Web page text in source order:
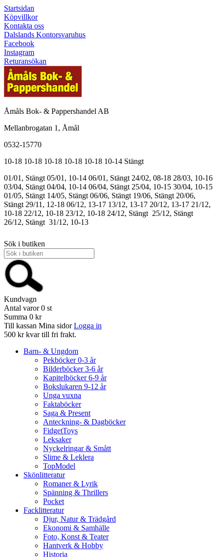
Startsidan
Köpvillkor
Kontakta oss
Dalslands Kontorsvaruhus
Facebook
Instagram
Returansökan
Åmåls Bok- & Pappershandel AB
Mellanbrogatan 1, Åmål
0532-15770
10-18 10-18 10-18 10-18 10-18 10-14 Stängt
01/01, Stängt 05/01, 10-14 06/01, Stängt 24/02, 08-18 28/03, 10-16
03/04, Stängt 04/04, 10-14 06/04, Stängt 25/04, 10-15 30/04, 10-15
01/05, Stängt 14/05, Stängt 06/06, Stängt 19/06, Stängt 20/06,
Stängt 29/11, 12-18 06/12, 13-17 13/12, 13-17 20/12, 13-17 21/12,
10-18 22/12, 10-18 23/12, 10-18 24/12, Stängt 25/12, Stängt
26/12, Stängt 31/12, 10-13
Sök i butiken
Kundvagn
Antal varor 0 st
Summa 0 kr
Till kassan Mina sidor Logga in
500 kr kvar till fri frakt.
Barn- & Ungdom
Pekböcker 0-3 år
Bilderböcker 3-6 år
Kapitelböcker 6-9 år
Bokslukaren 9-12 år
Unga vuxna
Faktaböcker
Saga & Present
Anteckning- & Dagböcker
FidgetToys
Leksaker
Nyckelringar & Smått
Slime & Leklera
TopModel
Skönlitteratur
Romaner & Lyrik
Spänning & Thrillers
Pocket
Facklitteratur
Djur, Natur & Trädgård
Ekonomi & Samhälle
Foto, Konst & Teater
Hantverk & Hobby
Historia